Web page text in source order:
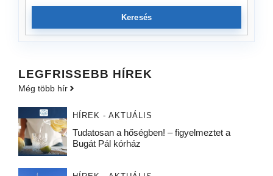
Keresés
LEGFRISSEBB HÍREK
Még több hír
HÍREK - AKTUÁLIS
Tudatosan a hőségben! – figyelmeztet a
Bugát Pál kórház